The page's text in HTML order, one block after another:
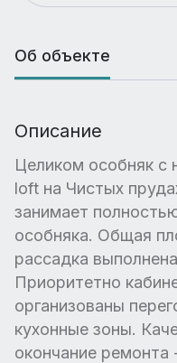
Об объекте
Описание
Целиком особняк с
loft на Чистых
занимает
особняка. Общая
рассадка
Приоритетно
организованы
кухонные зоны.
окончание